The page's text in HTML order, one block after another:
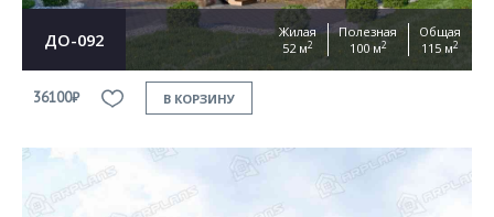
ДО-092
Жилая
52 м2
Полезная
100 м2
Общая
115 м2
36100₽ В КОРЗИНУ